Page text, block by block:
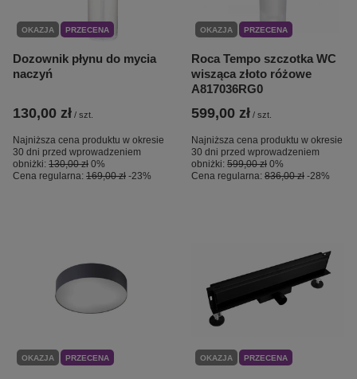
OKAZJA PRZECENA
Dozownik płynu do mycia
naczyń
130,00 zł / szt.
Najniższa cena produktu w okresie
30 dni przed wprowadzeniem
obniżki: 130,00 zł 0%
Cena regularna: 169,00 zł -23%
OKAZJA PRZECENA
Roca Tempo szczotka WC
wisząca złoto różowe
A817036RG0
599,00 zł / szt.
Najniższa cena produktu w okresie
30 dni przed wprowadzeniem
obniżki: 599,00 zł 0%
Cena regularna: 836,00 zł -28%
OKAZJA PRZECENA OKAZJA PRZECENA